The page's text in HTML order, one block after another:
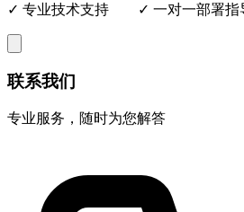
✓ 专业技术支持 ✓ 一对一部署指
联系我们
专业服务，随时为您解答